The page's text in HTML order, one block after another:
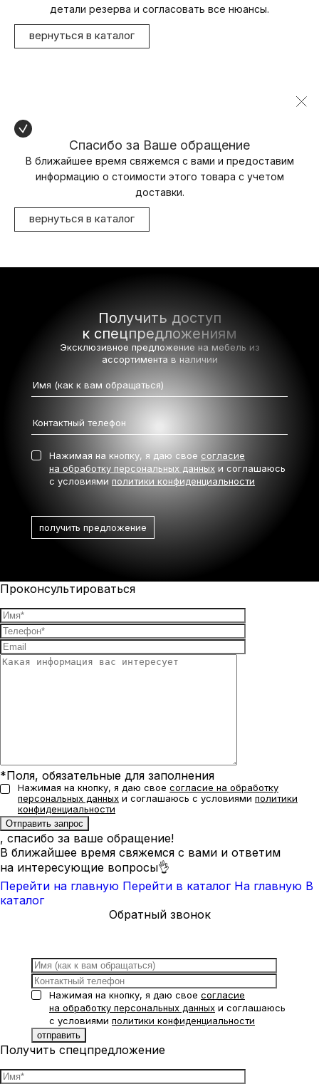
детали резерва и согласовать все нюансы.
вернуться в каталог
Спасибо за Ваше обращение
В ближайшее время свяжемся с вами и предоставим
информацию о стоимости этого товара с учетом
доставки.
вернуться в каталог
Получить доступ
к спецпредложениям
Эксклюзивное предложение на мебель из
ассортимента в наличии
Нажимая на кнопку, я даю свое согласие
на обработку персональных данных и соглашаюсь
с условиями политики конфиденциальности
Проконсультироваться
*Поля, обязательные для заполнения
Нажимая на кнопку, я даю свое согласие на обработку
персональных данных и соглашаюсь с условиями политики
конфиденциальности
, спасибо за ваше обращение!
В ближайшее время свяжемся с вами и ответим
на интересующие вопросы👌
Перейти на главную Перейти в каталог На главную В
каталог
Обратный звонок
Нажимая на кнопку, я даю свое согласие
на обработку персональных данных и соглашаюсь
с условиями политики конфиденциальности
Получить спецпредложение